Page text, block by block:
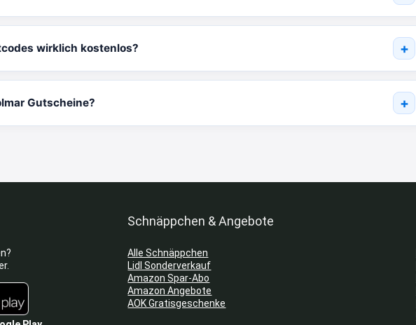
wirklich kostenlos?
Gutscheine?
Schnäppchen & Angebote
Alle Schnäppchen
Lidl Sonderverkauf
Amazon Spar-Abo
Amazon Angebote
AOK Gratisgeschenke